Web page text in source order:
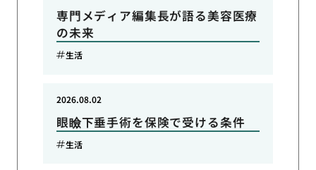
専門メディア編集長が語る美容医療
の未来
生活
眼瞼下垂手術を保険で受ける条件
2026.08.02
生活